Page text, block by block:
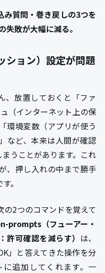
み質問・巻き戻しの3つを
敗が大幅に減る。
ション）設定が問題
、放置しておくと「ファ
（インターネット上の保
環境変数（アプリが使う
など、本来は人間が確認
うことがあります。これ
、押し入れの中まで勝手
。
の2つのコマンドを覚えて
（フューアー・
許可確認を減らす） は、
」と答えてきた操作を分
追加してくれます。一